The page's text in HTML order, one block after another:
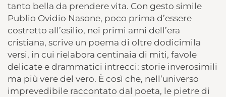
tanto bella da prendere vita. Con gesto simile
Publio Ovidio Nasone, poco prima d’essere
costretto all’esilio, nei primi anni dell’era
cristiana, scrive un poema di oltre dodicimila
versi, in cui rielabora centinaia di miti, favole
delicate e drammatici intrecci: storie inverosimili
ma più vere del vero. È così che, nell’universo
imprevedibile raccontato dal poeta, le pietre di